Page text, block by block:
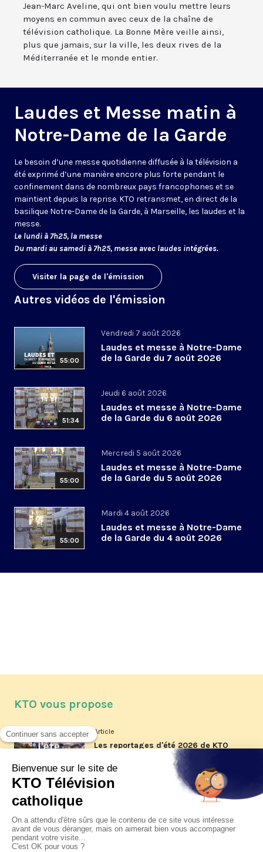
Jean-Marc Aveline, qui ont bien voulu mettre leurs
moyens en commun avec ceux de la chaîne de
télévision catholique. La Bonne Mère veille ainsi,
plus que jamais, sur la ville, les deux rives de la
Méditerranée et le monde entier.
Laudes et Messe matin à
Notre-Dame de la Garde
Le besoin d’une messe quotidienne diffusée à la télévision a
été exprimé d’une manière encore plus forte pendant le
confinement dans de nombreux pays francophones et se
maintient depuis la reprise. KTO retransmet, en direct de la
basilique Notre-Dame de la Garde, à Marseille, les laudes et la
messe.
Le lundi à 7h25, la messe
Du mardi au samedi à 7h25, messe avec laudes intégrées.
Visiter la page de l'émission
Autres vidéos de l'émission
55:00
Vendredi 7 août 2026
Laudes et messe à Notre-Dame
de la Garde du 7 août 2026
51:34
Jeudi 6 août 2026
Laudes et messe à Notre-Dame
de la Garde du 6 août 2026
55:00
Mercredi 5 août 2026
Laudes et messe à Notre-Dame
de la Garde du 5 août 2026
55:00
Mardi 4 août 2026
Laudes et messe à Notre-Dame
de la Garde du 4 août 2026
KTO vous propose
Article
Les reportages d'été 2026 de KTO
Article
La visite pastorale du pape Léon
jeudi 6 août